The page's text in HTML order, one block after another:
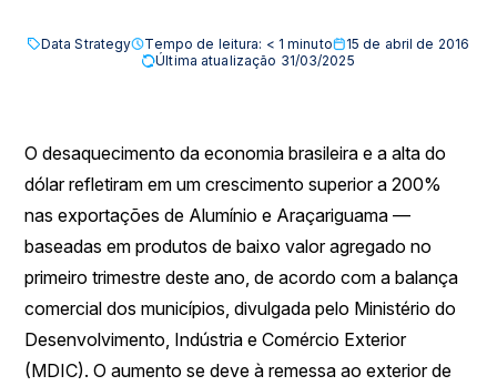
Data Strategy Tempo de leitura: < 1 minuto
15 de abril de 2016
Última atualização 31/03/2025
O desaquecimento da economia brasileira e a alta do
dólar refletiram em um crescimento superior a 200%
nas exportações de Alumínio e Araçariguama —
baseadas em produtos de baixo valor agregado no
primeiro trimestre deste ano, de acordo com a balança
comercial dos municípios, divulgada pelo Ministério do
Desenvolvimento, Indústria e Comércio Exterior
(MDIC). O aumento se deve à remessa ao exterior de